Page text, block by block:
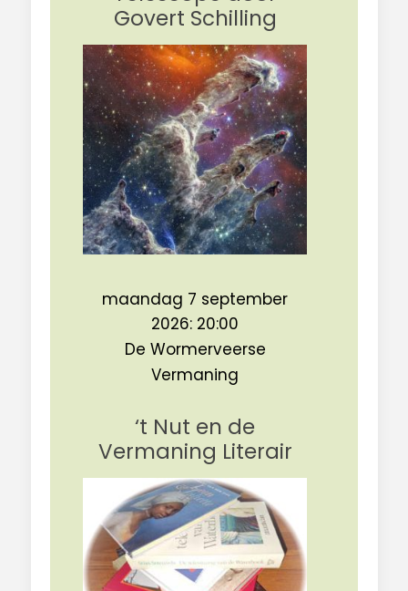
Govert Schilling
maandag 7 september
2026: 20:00
De Wormerveerse
Vermaning
‘t Nut en de
Vermaning Literair